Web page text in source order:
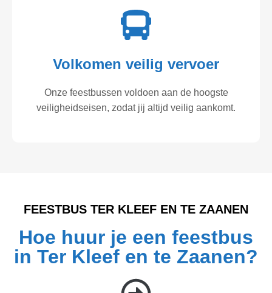
Volkomen veilig vervoer
Onze feestbussen voldoen aan de hoogste
veiligheidseisen, zodat jij altijd veilig aankomt.
FEESTBUS TER KLEEF EN TE ZAANEN
Hoe huur je een feestbus
in Ter Kleef en te Zaanen?